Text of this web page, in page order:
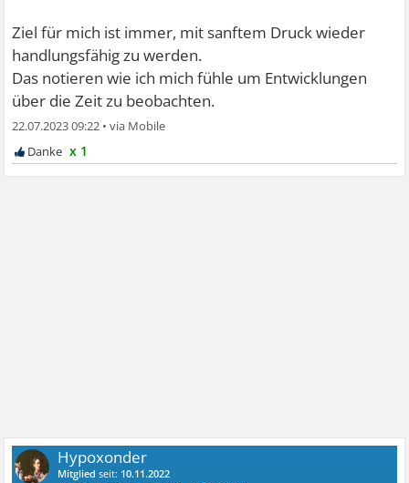
Ziel für mich ist immer, mit sanftem Druck wieder
handlungsfähig zu werden.
Das notieren wie ich mich fühle um Entwicklungen
über die Zeit zu beobachten.
22.07.2023 09:22 •
x 1
Hypoxonder
Mitglied seit: 10.11.2022